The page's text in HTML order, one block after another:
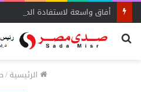
بحث
الرئيسية/